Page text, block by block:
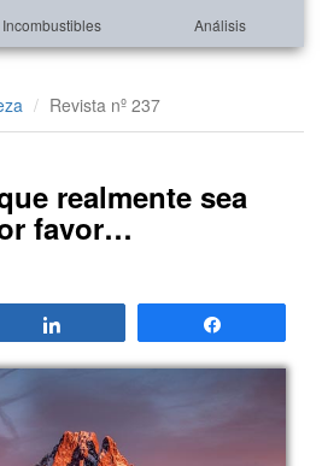
Incombustibles Análisis
Revista nº 237
realmente sea
favor…